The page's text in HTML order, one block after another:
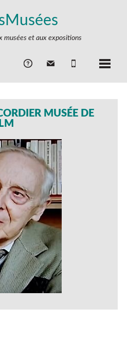
musées et aux expositions
MUSÉE DE